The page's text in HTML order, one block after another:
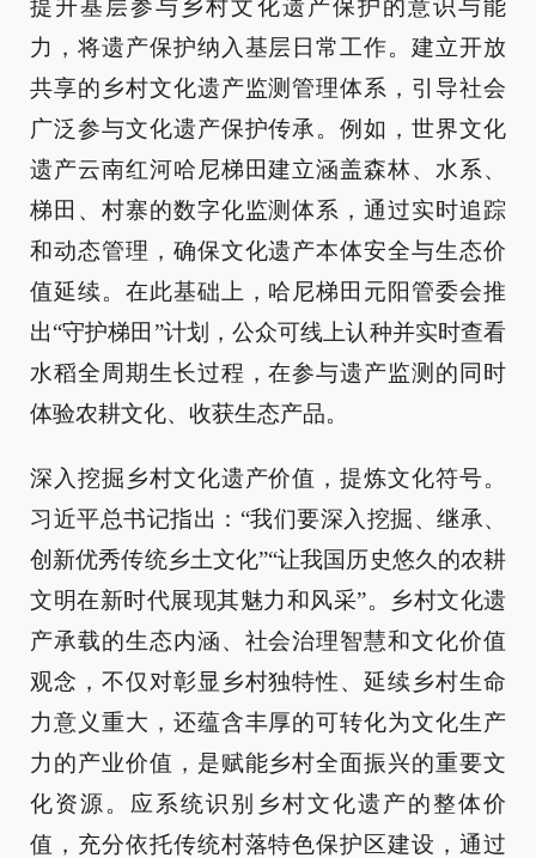
提升基层参与乡村文化遗产保护的意识与能
力，将遗产保护纳入基层日常工作。建立开放
共享的乡村文化遗产监测管理体系，引导社会
广泛参与文化遗产保护传承。例如，世界文化
遗产云南红河哈尼梯田建立涵盖森林、水系、
梯田、村寨的数字化监测体系，通过实时追踪
和动态管理，确保文化遗产本体安全与生态价
值延续。在此基础上，哈尼梯田元阳管委会推
出“守护梯田”计划，公众可线上认种并实时查看
水稻全周期生长过程，在参与遗产监测的同时
体验农耕文化、收获生态产品。
深入挖掘乡村文化遗产价值，提炼文化符号。
习近平总书记指出：“我们要深入挖掘、继承、
创新优秀传统乡土文化”“让我国历史悠久的农耕
文明在新时代展现其魅力和风采”。乡村文化遗
产承载的生态内涵、社会治理智慧和文化价值
观念，不仅对彰显乡村独特性、延续乡村生命
力意义重大，还蕴含丰厚的可转化为文化生产
力的产业价值，是赋能乡村全面振兴的重要文
化资源。应系统识别乡村文化遗产的整体价
值，充分依托传统村落特色保护区建设，通过